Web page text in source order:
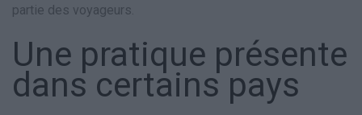
partie des voyageurs.
Une pratique présente
dans certains pays